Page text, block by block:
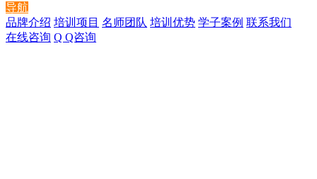
导航
品牌介绍 培训项目 名师团队 培训优势 学子案例 联系我们
在线咨询 Q Q咨询